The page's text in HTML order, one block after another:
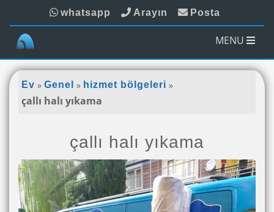
whatsapp Arayın Posta
MENU
Ev » Genel » hizmet bölgeleri »
çallı halı yıkama
çallı halı yıkama